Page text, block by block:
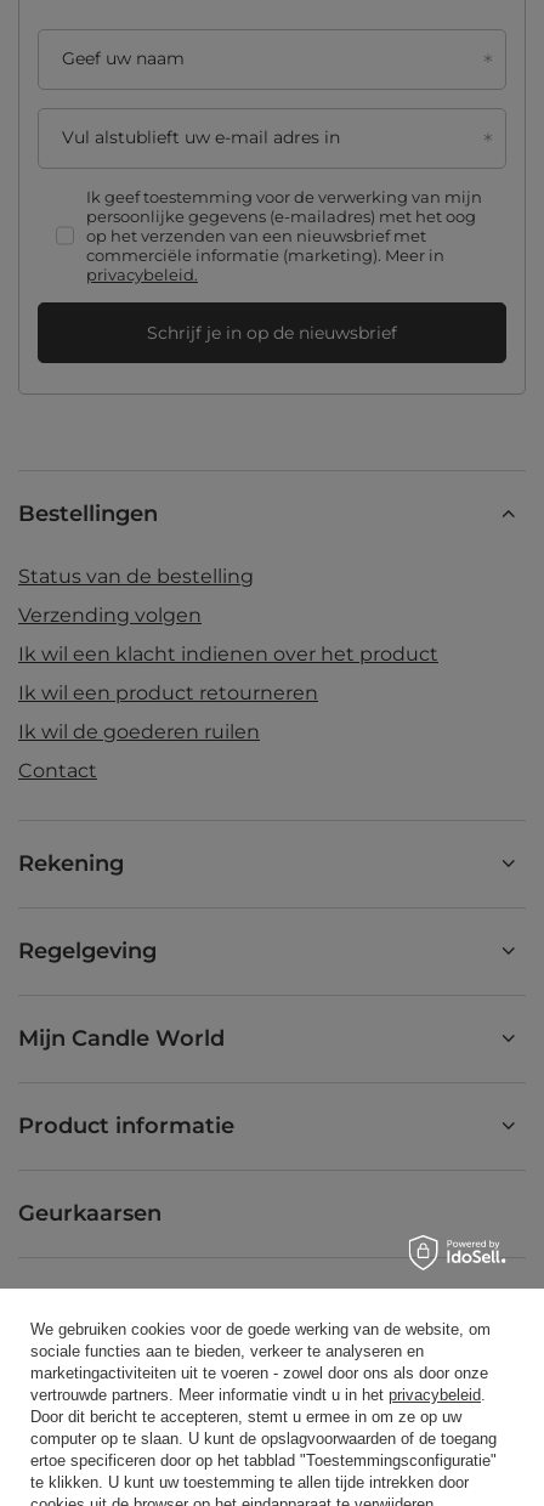
Geef uw naam
Vul alstublieft uw e-mail adres in
Ik geef toestemming voor de verwerking van mijn
persoonlijke gegevens (e-mailadres) met het oog
op het verzenden van een nieuwsbrief met
commerciële informatie (marketing). Meer in
privacybeleid.
Schrijf je in op de nieuwsbrief
Bestellingen
Status van de bestelling
Verzending volgen
Ik wil een klacht indienen over het product
Ik wil een product retourneren
Ik wil de goederen ruilen
Contact
Rekening
Regelgeving
Mijn Candle World
Product informatie
Geurkaarsen
Blog
We gebruiken cookies voor de goede werking van de website, om
sociale functies aan te bieden, verkeer te analyseren en
marketingactiviteiten uit te voeren - zowel door ons als door onze
vertrouwde partners. Meer informatie vindt u in het privacybeleid.
Door dit bericht te accepteren, stemt u ermee in om ze op uw
computer op te slaan. U kunt de opslagvoorwaarden of de toegang
ertoe specificeren door op het tabblad "Toestemmingsconfiguratie"
te klikken. U kunt uw toestemming te allen tijde intrekken door